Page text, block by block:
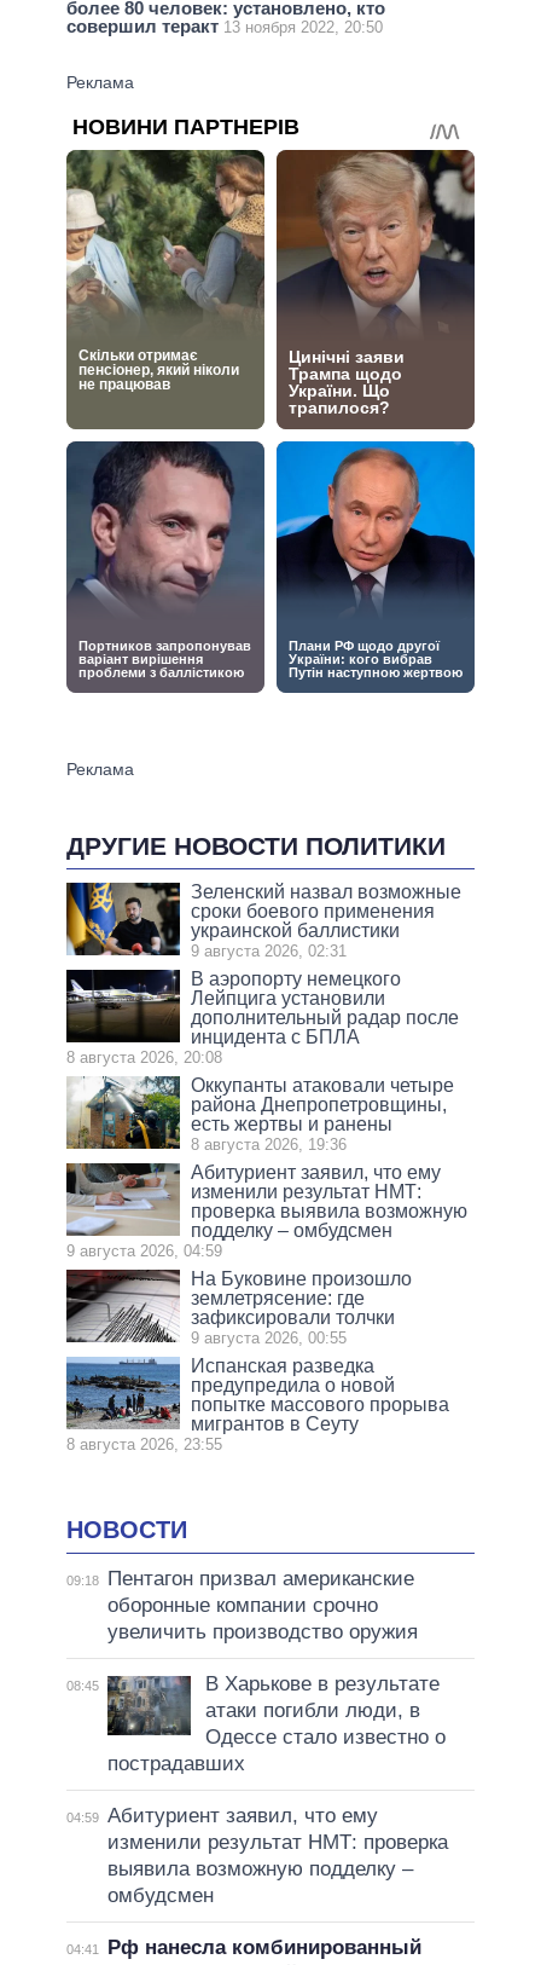
более 80 человек: установлено, кто
совершил теракт 13 ноября 2022, 20:50
ДРУГИЕ НОВОСТИ ПОЛИТИКИ
Зеленский назвал возможные
сроки боевого применения
украинской баллистики
9 августа 2026, 02:31
В аэропорту немецкого
Лейпцига установили
дополнительный радар после
инцидента с БПЛА
8 августа 2026, 20:08
Оккупанты атаковали четыре
района Днепропетровщины,
есть жертвы и ранены
8 августа 2026, 19:36
Абитуриент заявил, что ему
изменили результат НМТ:
проверка выявила возможную
подделку – омбудсмен
9 августа 2026, 04:59
На Буковине произошло
землетрясение: где
зафиксировали толчки
9 августа 2026, 00:55
Испанская разведка
предупредила о новой
попытке массового прорыва
мигрантов в Сеуту
8 августа 2026, 23:55
НОВОСТИ
09:18
Пентагон призвал американские
оборонные компании срочно
увеличить производство оружия
08:45
В Харькове в результате
атаки погибли люди, в
Одессе стало известно о
пострадавших
04:59 Абитуриент заявил, что ему
изменили результат НМТ: проверка
выявила возможную подделку –
омбудсмен
04:41
Рф нанесла комбинированный